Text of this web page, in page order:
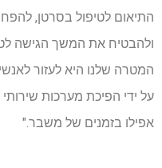
התיאום לטיפול בסרטן,
ולהבטיח את המשך הגישה
המטרה שלנו היא לעזור
על ידי הפיכת מערכות
אפילו בזמנים של משבר."